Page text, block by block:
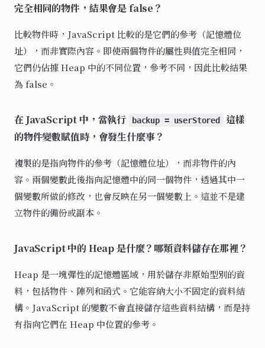
完全相同的物件，結果會是 false？
比較物件時，JavaScript 比較的是它們的參考（記憶體位
址），而非實際內容。即使兩個物件的屬性與值完全相同，
它們仍佔據 Heap 中的不同位置，參考不同，因此比較結果
為 false。
在 JavaScript 中，當執行 backup = userStored
這樣
的物件變數賦值時，會發生什麼事？
複製的是指向物件的參考（記憶體位址），而非物件的內
容。兩個變數此後指向記憶體中的同一個物件，透過其中一
個變數所做的修改，也會反映在另一個變數上。這並不是建
立物件的備份或副本。
JavaScript 中的 Heap 是什麼？哪類資料儲存在那裡？
Heap 是一塊彈性的記憶體區域，用於儲存非原始型別的資
料，包括物件、陣列和函式。它能容納大小不固定的資料結
構。JavaScript 的變數不會直接儲存這些資料結構，而是持
有指向它們在 Heap 中位置的參考。